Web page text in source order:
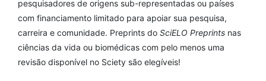
pesquisadores de origens sub-representadas ou países
com financiamento limitado para apoiar sua pesquisa,
carreira e comunidade. Preprints do SciELO Preprints nas
ciências da vida ou biomédicas com pelo menos uma
revisão disponível no Sciety são elegíveis!